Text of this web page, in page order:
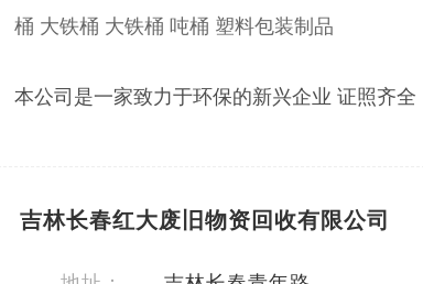
桶 大铁桶 大铁桶 吨桶 塑料包装制品
本公司是一家致力于环保的新兴企业 证照齐
吉林长春红大废旧物资回收有限公司